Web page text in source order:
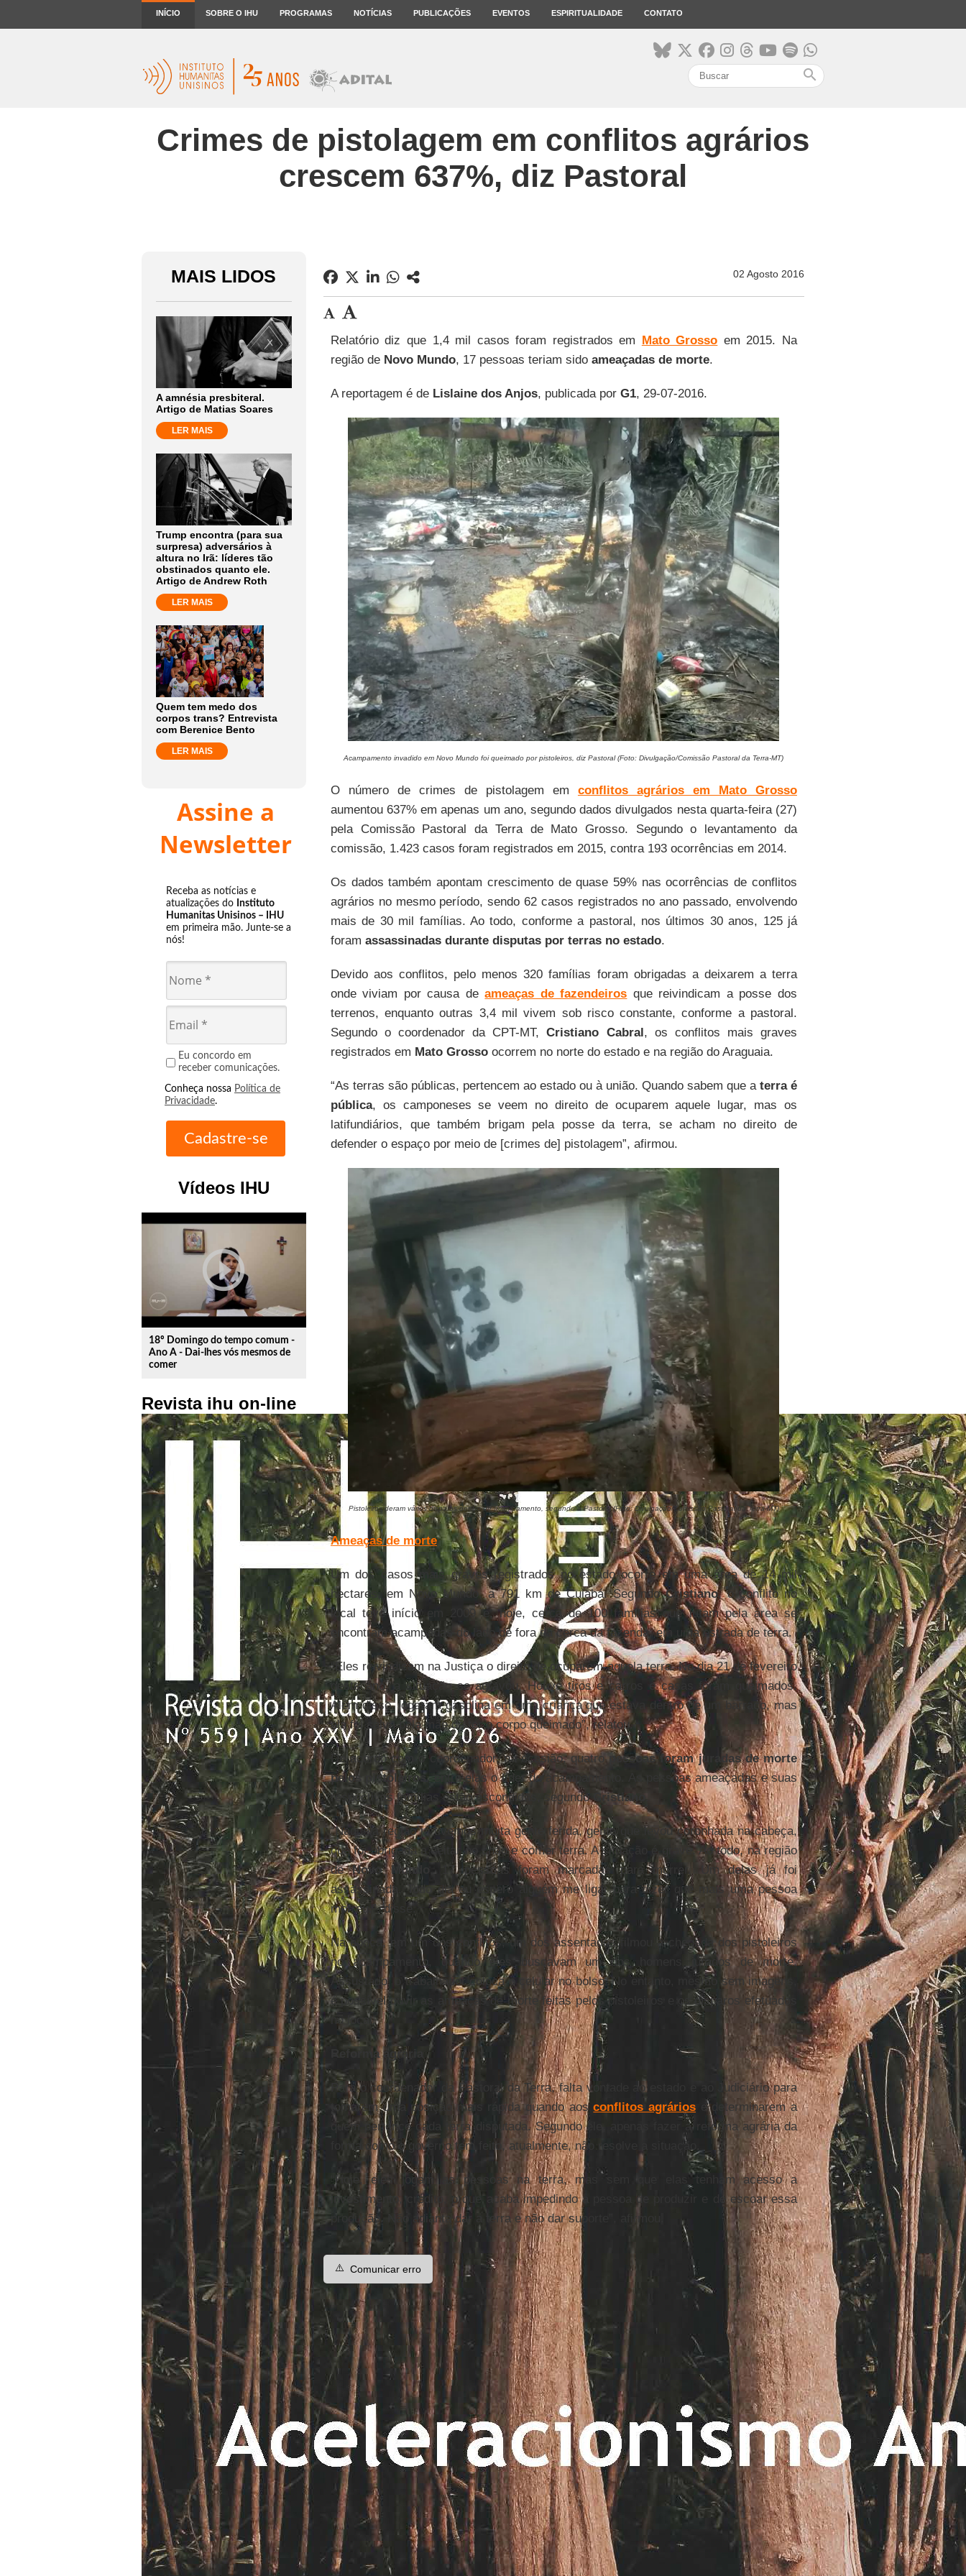
INÍCIO SOBRE O IHU PROGRAMAS NOTÍCIAS PUBLICAÇÕES EVENTOS ESPIRITUALIDADE CONTATO
search
Crimes de pistolagem em conflitos agrários
crescem 637%, diz Pastoral
MAIS LIDOS
A amnésia presbiteral.
Artigo de Matias Soares
LER MAIS
Trump encontra (para sua
surpresa) adversários à
altura no Irã: líderes tão
obstinados quanto ele.
Artigo de Andrew Roth
LER MAIS
Quem tem medo dos
corpos trans? Entrevista
com Berenice Bento
LER MAIS
Assine a
Newsletter
Receba as notícias e
atualizações do Instituto
Humanitas Unisinos – IHU
em primeira mão. Junte-se a
nós!
Eu concordo em
receber comunicações.
Conheça nossa Política de
Privacidade.
Vídeos IHU
play_circle_outline
18º Domingo do tempo comum -
Ano A - Dai-lhes vós mesmos de
comer
Revista ihu on-line
02 Agosto 2016
Relatório diz que 1,4 mil casos foram registrados em Mato Grosso em 2015. Na
região de Novo Mundo, 17 pessoas teriam sido ameaçadas de morte.
A reportagem é de Lislaine dos Anjos, publicada por G1, 29-07-2016.
Acampamento invadido em Novo Mundo foi queimado por pistoleiros, diz Pastoral (Foto: Divulgação/Comissão Pastoral da Terra-MT)
O número de crimes de pistolagem em conflitos agrários em Mato Grosso
aumentou 637% em apenas um ano, segundo dados divulgados nesta quarta-feira (27)
pela Comissão Pastoral da Terra de Mato Grosso. Segundo o levantamento da
comissão, 1.423 casos foram registrados em 2015, contra 193 ocorrências em 2014.
Os dados também apontam crescimento de quase 59% nas ocorrências de conflitos
agrários no mesmo período, sendo 62 casos registrados no ano passado, envolvendo
mais de 30 mil famílias. Ao todo, conforme a pastoral, nos últimos 30 anos, 125 já
foram assassinadas durante disputas por terras no estado.
Devido aos conflitos, pelo menos 320 famílias foram obrigadas a deixarem a terra
onde viviam por causa deameaças de fazendeiros que reivindicam a posse dos
terrenos, enquanto outras 3,4 mil vivem sob risco constante, conforme a pastoral.
Segundo o coordenador da CPT-MT,Cristiano Cabral, os conflitos mais graves
registrados em Mato Grossoocorrem no norte do estado e na região do Araguaia.
“As terras são públicas, pertencem ao estado ou à união. Quando sabem que a terra é
pública, os camponeses se veem no direito de ocuparem aquele lugar, mas os
latifundiários, que também brigam pela posse da terra, se acham no direito de
defender o espaço por meio de [crimes de] pistolagem”, afirmou.
Pistoleiros deram vários disparos dentro de acampamento, segundo a Pastoral (Foto: Divulgação/Comissão Pastoral da Terra-MT)
Ameaças de morte
Um dos casos mais graves registrados no estado ocorre em uma área de 14 mil
hectares, em Novo Mundo, a 791 km de Cuiabá. SegundoCristiano, o conflito no
local teve início em 2009 e, hoje, cerca de 100 famílias que lutam pela área se
encontram acampadas do lado de fora da cerca da fazenda, em uma estrada de terra.
“Eles reivindicam na Justiça o direito de ocuparem aquela terra. No dia 21 de fevereiro
deste ano, a situação se agravou. Houve tiros e carros e casas foram queimados.
Além disso, jogaram gasolina em uma criança que estava dentro de um barraco, mas
ela foi salva pela mãe de ter o corpo queimado”, relatou.
De acordo com o coordenador, na ocasião, quatro pessoas foram juradas de morte
pelos pistoleiros, entre elas o líder do acampamento. As pessoas ameaçadas e suas
respectivas famílias estão escondidas, segundoCristiano
“Naquela região já tivemos muita gente ferida, gente que levou coronhada na cabeça,
que foi obrigada a deitar no chão e comer terra. A situação é grave. Ao todo, na região
deNovo Mundo
, 17 pessoas foram marcadas para morrer. Um delas já foi
assassinada. Todo dia eu espero alguém me ligar para dizer que mais uma pessoa
morreu.”, disse.
Na época, em um dos conflitos, um dos assentados filmou a chegada dos pistoleiros
no acampamento, quando eles buscavam um dos homens jurados de morte.
Assustado, o trabalhador coloca o celular no bolso. No entanto, mesmo sem imagens,
é possível ouvir as ameaças de morte feitas pelos pistoleiros e os disparos efetuados
no local.
Reforma agrária
Para o coordenador da Pastoral da Terra, falta vontade ao estado e ao Judiciário para
tomarem uma posição mais rápida quando aosconflitos agrários e determinarem a
quem pertence cada terra disputada. Segundo ele, apenas fazer a reforma agrária da
forma como o governo tem feito, atualmente, não resolve a situação.
“Hoje, eles jogam as pessoas na terra, mas sem que elas tenham acesso a
investimento, crédito, o que acaba impedindo a pessoa de produzir e de escoar essa
produção. Não adianta dar a terra e não dar suporte”, afirmou.
⚠️ Comunicar erro